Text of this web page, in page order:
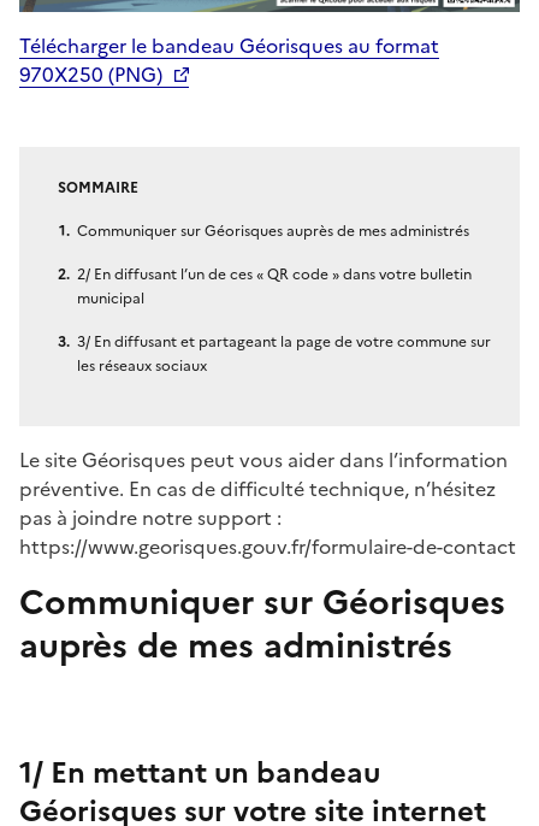
Télécharger le bandeau Géorisques au format
970X250 (PNG)
SOMMAIRE
Communiquer sur Géorisques auprès de mes administrés
2/ En diffusant l’un de ces « QR code » dans votre bulletin
municipal
3/ En diffusant et partageant la page de votre commune sur
les réseaux sociaux
Le site Géorisques peut vous aider dans l’information
préventive. En cas de difficulté technique, n’hésitez
pas à joindre notre support :
https://www.georisques.gouv.fr/formulaire-de-contact
Communiquer sur Géorisques
auprès de mes administrés
1/ En mettant un bandeau
Géorisques sur votre site internet